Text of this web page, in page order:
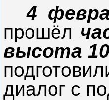
4
прошёл
высота
диалог с